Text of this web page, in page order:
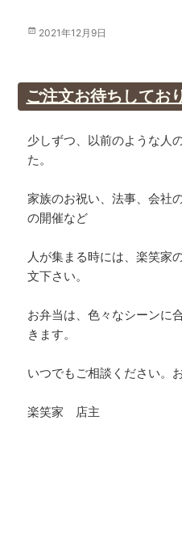
投
2021年12月9日
ご注文お待ちしてお
少しずつ、以前のような人
た。
家族のお祝い、法事、会社
の開催など
人が集まる時には、楽笑家
文下さい。
お弁当は、色々なシーンに
きます。
いつでもご相談ください。
楽笑家 店主